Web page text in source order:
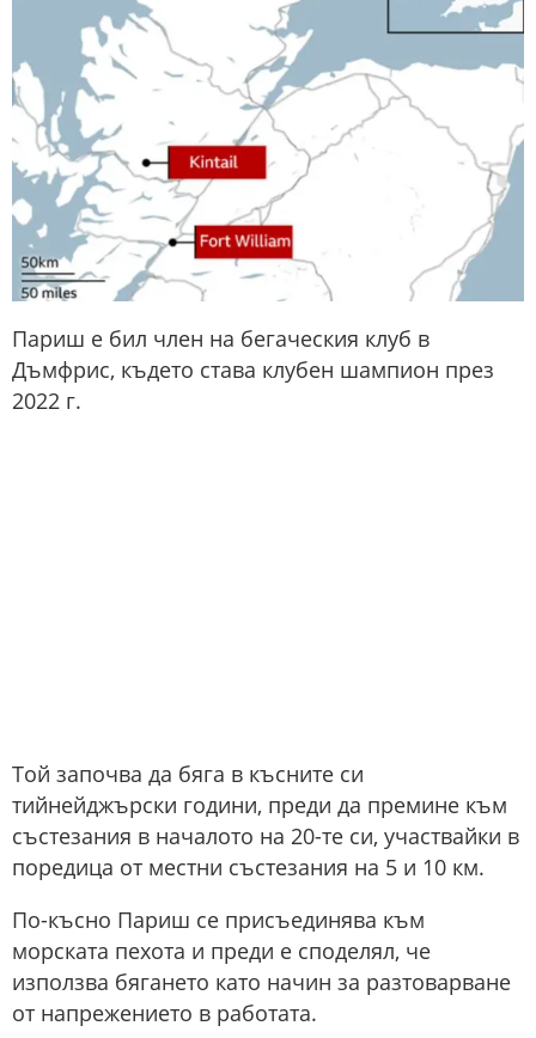
Париш е бил член на бегаческия клуб в
Дъмфрис, където става клубен шампион през
2022 г.
Той започва да бяга в късните си
тийнейджърски години, преди да премине към
състезания в началото на 20-те си, участвайки в
поредица от местни състезания на 5 и 10 км.
По-късно Париш се присъединява към
морската пехота и преди е споделял, че
използва бягането като начин за разтоварване
от напрежението в работата.